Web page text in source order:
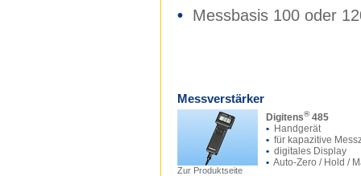
• Messbasis 100 oder
Messverstärker
Zur Produktseite
Digitens®485
• Handgerät
• für kapazitive
• digitales Display
• Auto-Zero / Hold /